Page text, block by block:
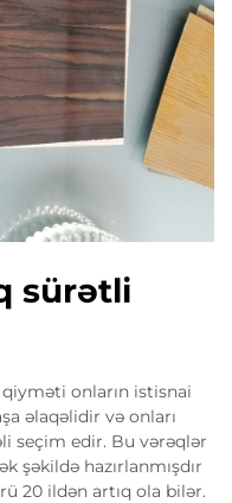
sürətli
onların istisnai
əlaqəlidir və onları
seçim edir. Bu vərəqlər
şəkildə hazırlanmışdır
20 ildən artıq ola bilər.